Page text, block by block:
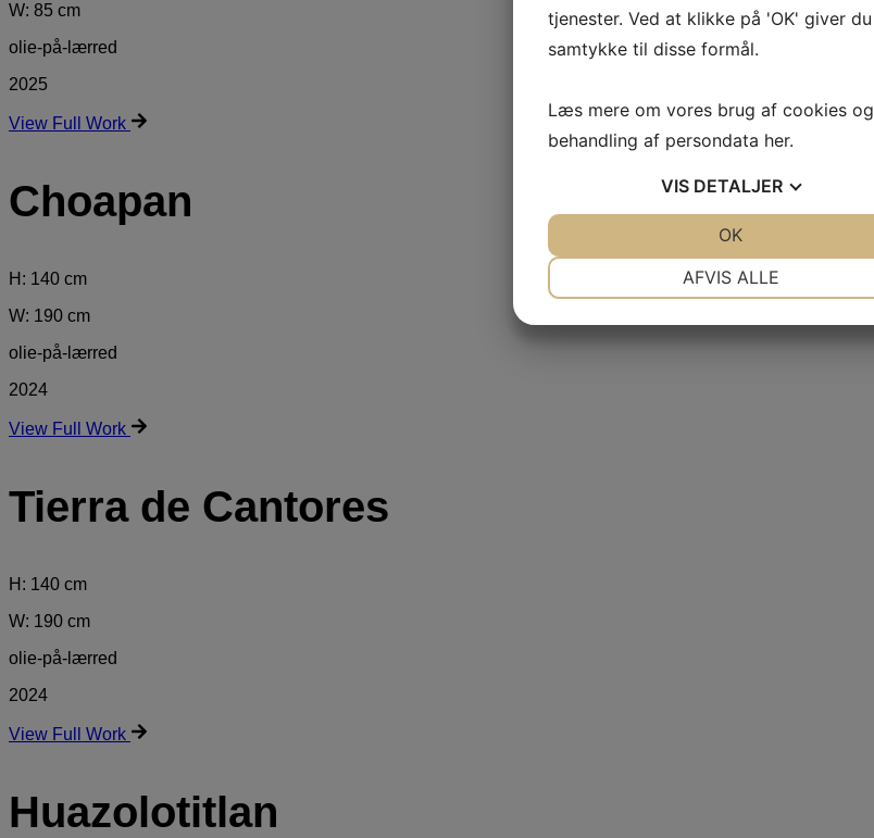
W: 85 cm
olie-på-lærred
2025
View Full Work
Choapan
H: 140 cm
W: 190 cm
olie-på-lærred
2024
View Full Work
Tierra de Cantores
H: 140 cm
W: 190 cm
olie-på-lærred
2024
View Full Work
Huazolotitlan
tjenester. Ved at klikke på 'OK' giver du
samtykke til disse formål.
Læs mere om vores brug af cookies og
behandling af persondata her.
VIS DETALJER
AFVIS ALLE
OK